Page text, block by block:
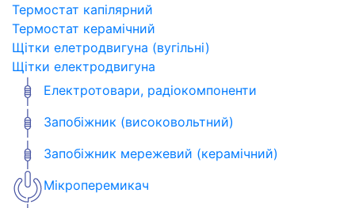
Термостат капілярний
Термостат керамічний
Щітки елетродвигуна (вугільні)
Щітки електродвигуна
Електротовари, радіокомпоненти
Запобіжник (високовольтний)
Запобіжник мережевий (керамічний)
Мікроперемикач